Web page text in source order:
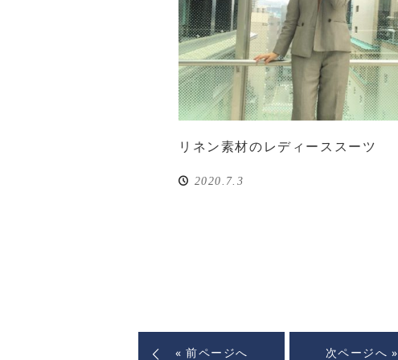
リネン素材のレディーススーツ
2020.7.3
« 前ページへ 次ページへ »